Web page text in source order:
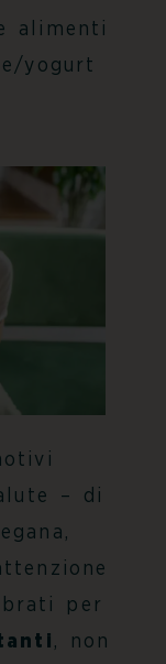
alimenti
yogurt
– di
per
, non